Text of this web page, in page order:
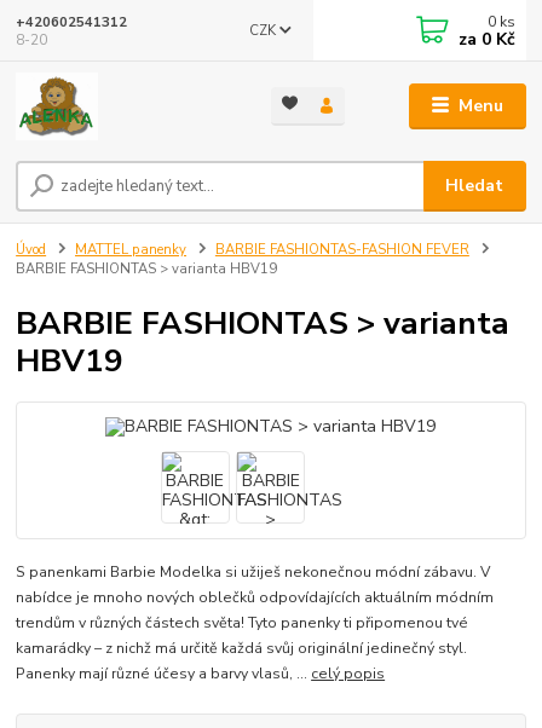
Menu
CZK
Hledat
+420602541312
8-20
0 ks
za 0 Kč
Úvod MATTEL panenky
BARBIE FASHIONTAS-FASHION FEVER
BARBIE FASHIONTAS > varianta HBV19
BARBIE FASHIONTAS > varianta
HBV19
S panenkami Barbie Modelka si užiješ nekonečnou módní zábavu. V
nabídce je mnoho nových oblečků odpovídajících aktuálním módním
trendům v různých částech světa! Tyto panenky ti připomenou tvé
kamarádky – z nichž má určitě každá svůj originální jedinečný styl.
Panenky mají různé účesy a barvy vlasů, ... celý popis